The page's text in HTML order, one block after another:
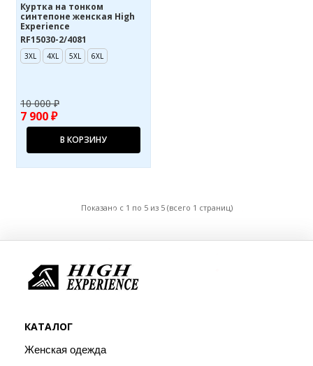
Куртка на тонком
синтепоне женская High
Experience
RF15030-2/4081
3XL 4XL 5XL 6XL
10 000 ₽
7 900 ₽
В КОРЗИНУ
Показано с 1 по 5 из 5 (всего 1 страниц)
КАТАЛОГ
Женская одежда